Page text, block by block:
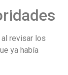
revisar los
ya había